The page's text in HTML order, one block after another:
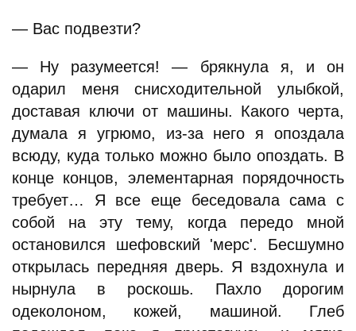
— Вас подвезти?
— Ну разумеется! — брякнула я, и он
одарил меня снисходительной улыбкой,
доставая ключи от машины. Какого черта,
думала я угрюмо, из-за него я опоздала
всюду, куда только можно было опоздать. В
конце концов, элементарная порядочность
требует… Я все еще беседовала сама с
собой на эту тему, когда передо мной
остановился шефовский 'мерс'. Бесшумно
открылась передняя дверь. Я вздохнула и
нырнула в роскошь. Пахло дорогим
одеколоном, кожей, машиной. Глеб